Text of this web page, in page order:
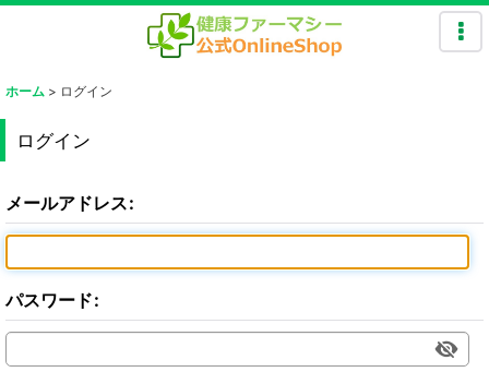
ホーム > ログイン
ログイン
メールアドレス:
パスワード: